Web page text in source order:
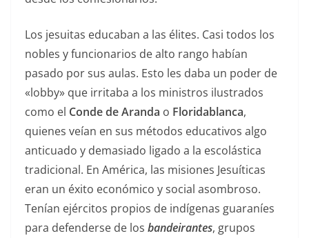
Los jesuitas educaban a las élites. Casi todos los
nobles y funcionarios de alto rango habían
pasado por sus aulas. Esto les daba un poder de
«lobby» que irritaba a los ministros ilustrados
como el Conde de Aranda o Floridablanca,
quienes veían en sus métodos educativos algo
anticuado y demasiado ligado a la escolástica
tradicional. En América, las misiones Jesuíticas
eran un éxito económico y social asombroso.
Tenían ejércitos propios de indígenas guaraníes
para defenderse de los bandeirantes, grupos